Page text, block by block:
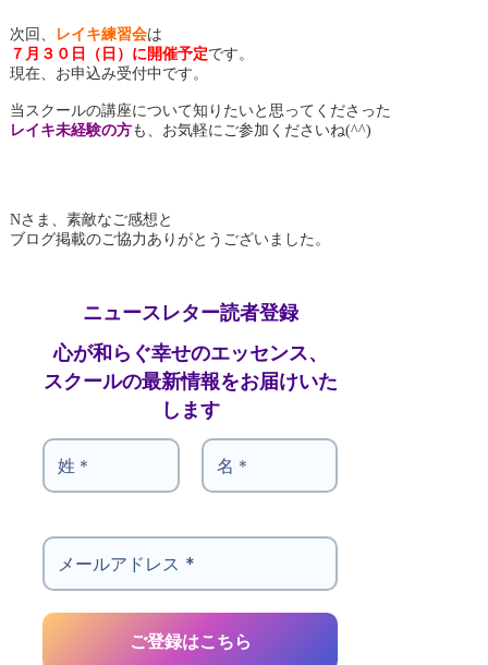
次回、 レイキ練習会は
７月３０日（日）に開催予定です。
現在、お申込み受付中です。
当スクールの講座について知りたいと思ってくださった
レイキ未経験の方も、お気軽にご参加くださいね(^^)
Nさま、素敵なご感想と
ブログ掲載のご協力ありがとうございました。
ニュースレター読者登録
心が和らぐ幸せのエッセンス、
スクールの最新情報をお届けいた
します